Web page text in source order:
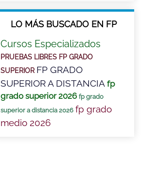
LO MÁS BUSCADO EN FP
Cursos Especializados
PRUEBAS LIBRES FP GRADO
SUPERIOR FP GRADO
SUPERIOR A DISTANCIA fp
grado superior 2026 fp grado
superior a distancia 2026 fp grado
medio 2026